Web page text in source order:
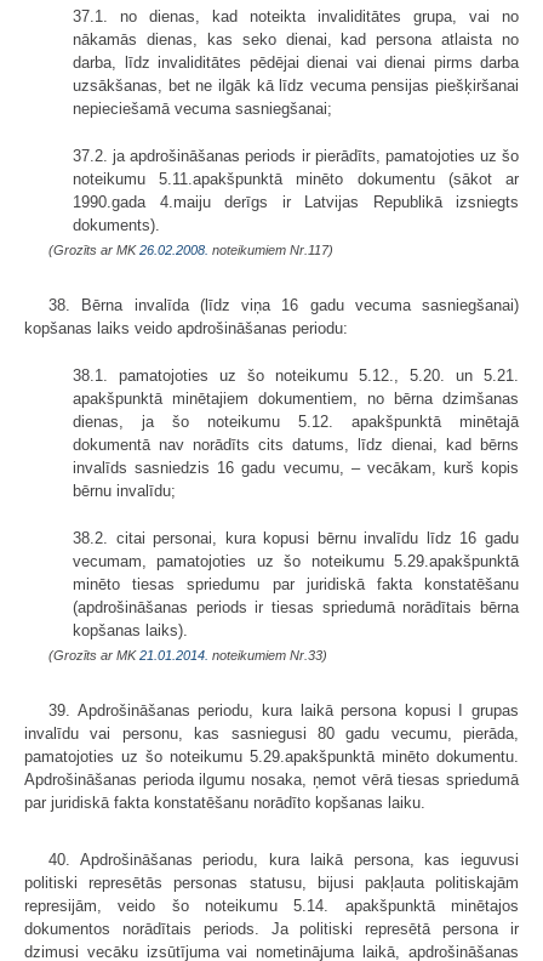
37.1. no dienas, kad noteikta invaliditātes grupa, vai no
nākamās dienas, kas seko dienai, kad persona atlaista no
darba, līdz invaliditātes pēdējai dienai vai dienai pirms darba
uzsākšanas, bet ne ilgāk kā līdz vecuma pensijas piešķiršanai
nepieciešamā vecuma sasniegšanai;
37.2. ja apdrošināšanas periods ir pierādīts, pamatojoties uz šo
noteikumu 5.11.apakšpunktā minēto dokumentu (sākot ar
1990.gada 4.maiju derīgs ir Latvijas Republikā izsniegts
dokuments).
(Grozīts ar MK26.02.2008. noteikumiem Nr.117)
38. Bērna invalīda (līdz viņa 16 gadu vecuma sasniegšanai)
kopšanas laiks veido apdrošināšanas periodu:
38.1. pamatojoties uz šo noteikumu 5.12., 5.20. un 5.21.
apakšpunktā minētajiem dokumentiem, no bērna dzimšanas
dienas, ja šo noteikumu 5.12. apakšpunktā minētajā
dokumentā nav norādīts cits datums, līdz dienai, kad bērns
invalīds sasniedzis 16 gadu vecumu, – vecākam, kurš kopis
bērnu invalīdu;
38.2. citai personai, kura kopusi bērnu invalīdu līdz 16 gadu
vecumam, pamatojoties uz šo noteikumu 5.29.apakšpunktā
minēto tiesas spriedumu par juridiskā fakta konstatēšanu
(apdrošināšanas periods ir tiesas spriedumā norādītais bērna
kopšanas laiks).
(Grozīts ar MK21.01.2014. noteikumiem Nr.33)
39. Apdrošināšanas periodu, kura laikā persona kopusi I grupas
invalīdu vai personu, kas sasniegusi 80 gadu vecumu, pierāda,
pamatojoties uz šo noteikumu 5.29.apakšpunktā minēto dokumentu.
Apdrošināšanas perioda ilgumu nosaka, ņemot vērā tiesas spriedumā
par juridiskā fakta konstatēšanu norādīto kopšanas laiku.
40. Apdrošināšanas periodu, kura laikā persona, kas ieguvusi
politiski represētās personas statusu, bijusi pakļauta politiskajām
represijām, veido šo noteikumu 5.14. apakšpunktā minētajos
dokumentos norādītais periods. Ja politiski represētā persona ir
dzimusi vecāku izsūtījuma vai nometinājuma laikā, apdrošināšanas